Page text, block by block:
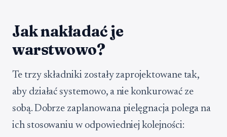
Jak nakładać je
warstwowo?
Te trzy składniki zostały zaprojektowane tak,
aby działać systemowo, a nie konkurować ze
sobą. Dobrze zaplanowana pielęgnacja polega na
ich stosowaniu w odpowiedniej kolejności: